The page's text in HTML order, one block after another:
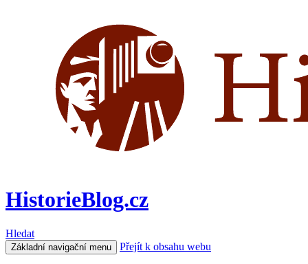
HistorieBlog.cz
Hledat
Základní navigační menu Přejít k obsahu webu